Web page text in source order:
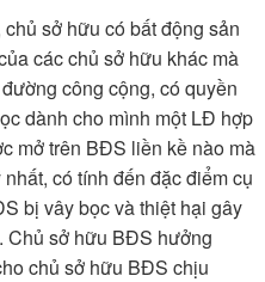
sở hữu có bất động sản
các chủ sở hữu khác mà
công cộng, có quyền
dành cho mình một LĐ hợp
mở trên BĐS liền kề nào mà
có tính đến đặc điểm cụ
bị vây bọc và thiệt hại gây
Chủ sở hữu BĐS hưởng
chủ sở hữu BĐS chịu